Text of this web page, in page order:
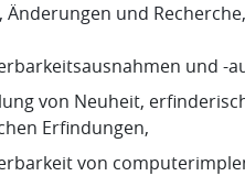
Änderungen und
und -
von Neuheit,
Erfindungen,
von